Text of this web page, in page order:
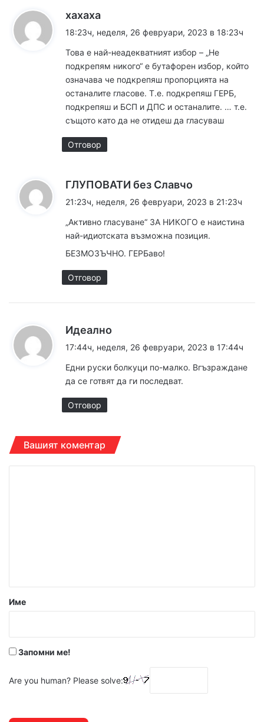
хахаха
а
:
18:23ч, неделя, 26 февруари, 2023 в 18:23ч
Това е най-неадекватният избор – „Не
подкрепям никого“ е бутафорен избор, който
означава че подкрепяш пропорцията на
останалите гласове. Т.е. подкрепяш ГЕРБ,
подкрепяш и БСП и ДПС и останалите. … т.е.
същото като да не отидеш да гласуваш
Отговор
ГЛУПОВАТИ без Славчо
а
а
:
21:23ч, неделя, 26 февруари, 2023 в 21:23ч
„Активно гласуване“ ЗА НИКОГО е наистина
най-идиотската възможна позиция.
БЕЗМОЗЪЧНО. ГЕРБаво!
Отговор
Идеално
а
:
17:44ч, неделя, 26 февруари, 2023 в 17:44ч
Едни руски болкуци по-малко. Вгъзраждане
да се готвят да ги последват.
Отговор
Вашият коментар
р
Име
Запомни ме!
Are you human? Please solve: